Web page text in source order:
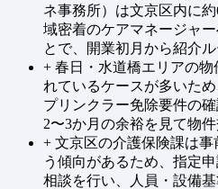
ネ事務所）は文京区内に
域密着のケアマネージャ
とで、開業初月から紹介
+ 春日・水道橋エリアの
れているケースが多いた
プリンクラー免除要件の
2〜3か月の余裕を見て物
+ 文京区の介護保険課は
う傾向があるため、指定
相談を行い、人員・設備